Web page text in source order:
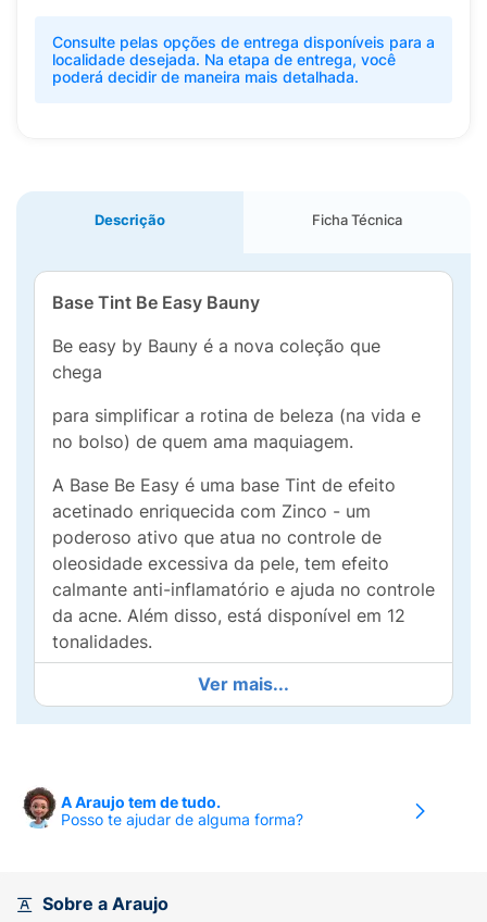
Consulte pelas opções de entrega disponíveis para a
localidade desejada. Na etapa de entrega, você
poderá decidir de maneira mais detalhada.
Descrição Ficha Técnica
Base Tint Be Easy Bauny
Be easy by Bauny é a nova coleção que
chega
para simplificar a rotina de beleza (na vida e
no bolso) de quem ama maquiagem.
A Base Be Easy é uma base Tint de efeito
acetinado enriquecida com Zinco - um
poderoso ativo que atua no controle de
oleosidade excessiva da pele, tem efeito
calmante anti-inflamatório e ajuda no controle
da acne. Além disso, está disponível em 12
tonalidades.
Sua textura Tint permite alta espalhabilidade
e rendimento, proporcionando um
Além disso, ela ainda é uma base com
proteção solar. Possui FPS20 e oferece mais
Ver mais...
A Araujo tem de tudo.
Posso te ajudar de alguma forma?
Sobre a Araujo